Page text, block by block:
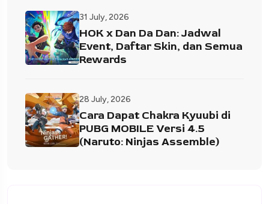
31 July, 2026
HOK x Dan Da Dan: Jadwal
Event, Daftar Skin, dan Semua
Rewards
28 July, 2026
Cara Dapat Chakra Kyuubi di
PUBG MOBILE Versi 4.5
(Naruto: Ninjas Assemble)